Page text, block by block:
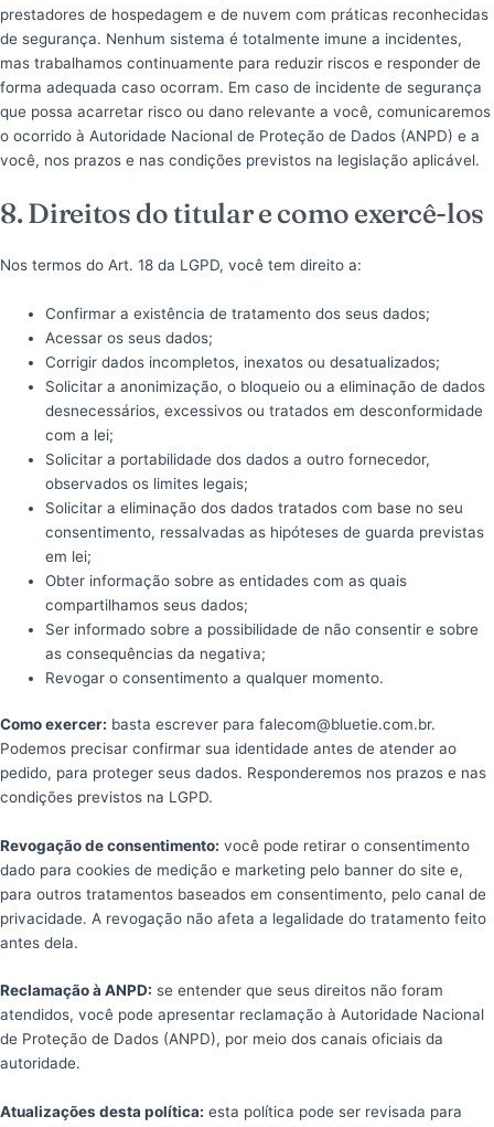
prestadores de hospedagem e de nuvem com práticas reconhecidas
de segurança. Nenhum sistema é totalmente imune a incidentes,
mas trabalhamos continuamente para reduzir riscos e responder de
forma adequada caso ocorram. Em caso de incidente de segurança
que possa acarretar risco ou dano relevante a você, comunicaremos
o ocorrido à Autoridade Nacional de Proteção de Dados (ANPD) e a
você, nos prazos e nas condições previstos na legislação aplicável.
8. Direitos do titular e como exercê-los
Nos termos do Art. 18 da LGPD, você tem direito a:
Confirmar a existência de tratamento dos seus dados;
Acessar os seus dados;
Corrigir dados incompletos, inexatos ou desatualizados;
Solicitar a anonimização, o bloqueio ou a eliminação de dados
desnecessários, excessivos ou tratados em desconformidade
com a lei;
Solicitar a portabilidade dos dados a outro fornecedor,
observados os limites legais;
Solicitar a eliminação dos dados tratados com base no seu
consentimento, ressalvadas as hipóteses de guarda previstas
em lei;
Obter informação sobre as entidades com as quais
compartilhamos seus dados;
Ser informado sobre a possibilidade de não consentir e sobre
as consequências da negativa;
Revogar o consentimento a qualquer momento.
Como exercer: basta escrever para falecom@bluetie.com.br.
Podemos precisar confirmar sua identidade antes de atender ao
pedido, para proteger seus dados. Responderemos nos prazos e nas
condições previstos na LGPD.
Revogação de consentimento: você pode retirar o consentimento
dado para cookies de medição e marketing pelo banner do site e,
para outros tratamentos baseados em consentimento, pelo canal de
privacidade. A revogação não afeta a legalidade do tratamento feito
antes dela.
Reclamação à ANPD: se entender que seus direitos não foram
atendidos, você pode apresentar reclamação à Autoridade Nacional
de Proteção de Dados (ANPD), por meio dos canais oficiais da
autoridade.
Atualizações desta política: esta política pode ser revisada para